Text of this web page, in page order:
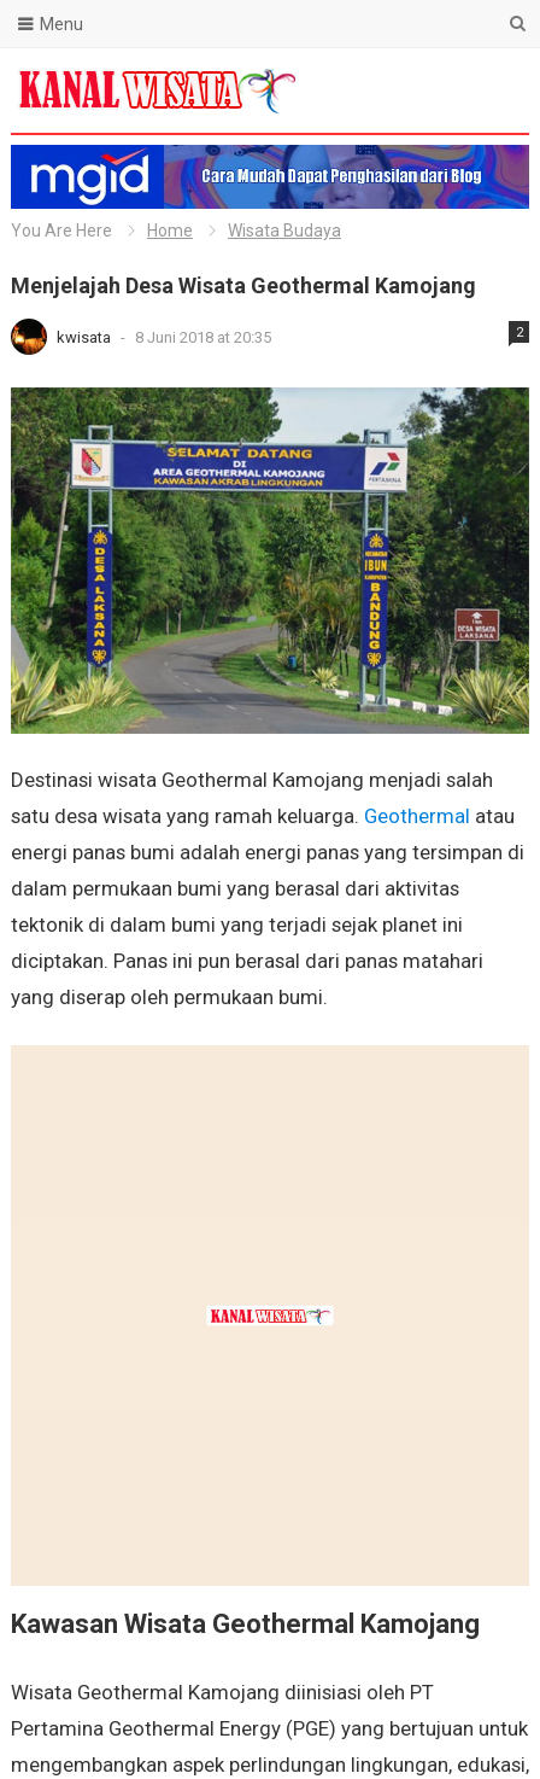
Blog Kanal Wisata
Menu
You Are Here Home Wisata Budaya
Menjelajah Desa Wisata Geothermal Kamojang
kwisata - 8 Juni 2018 at 20:35 2
Destinasi wisata Geothermal Kamojang menjadi salah
satu desa wisata yang ramah keluarga. Geothermal atau
energi panas bumi adalah energi panas yang tersimpan di
dalam permukaan bumi yang berasal dari aktivitas
tektonik di dalam bumi yang terjadi sejak planet ini
diciptakan. Panas ini pun berasal dari panas matahari
yang diserap oleh permukaan bumi.
Kawasan Wisata Geothermal Kamojang
Wisata Geothermal Kamojang diinisiasi oleh PT
Pertamina Geothermal Energy (PGE) yang bertujuan untuk
mengembangkan aspek perlindungan lingkungan, edukasi,